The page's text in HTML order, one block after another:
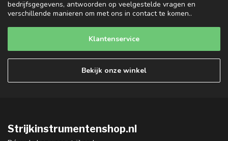
bedrijfsgegevens, antwoorden op veelgestelde vragen en
verschillende manieren om met ons in contact te komen..
Klantenservice
Bekijk onze winkel
Strijkinstrumentenshop.nl